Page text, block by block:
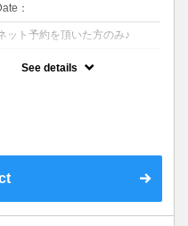
：
ット予約を頂いた方のみ♪
See details